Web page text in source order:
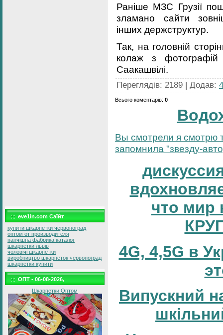
eve1in.com Саїйт
купити шкарпетки червоноград
оптом от производителя
панчішна фабрика каталог
шкарпетки львів
чоловічі шкарпетки
виробництво шкарпеток червоноград
шкарпетки купити
ОПТ - 06-08-2026,
Шкарпетки Оптом
Раніше МЗС Грузії
зламано сайти
інших держструктур.
Так, на головній
колаж з
Саакашвілі.
Переглядів: 2189 | Додав:
Всього коментарів: 0
Вы смотрели я смотрю
запомнила "звезду-
что мир
4G, 4,5G в
Випускний